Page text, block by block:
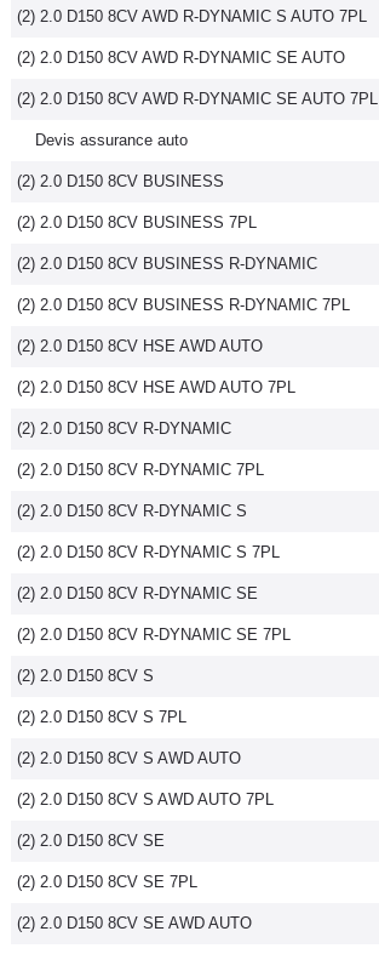
(2) 2.0 D150 8CV AWD R-DYNAMIC S AUTO 7PL
(2) 2.0 D150 8CV AWD R-DYNAMIC SE AUTO
(2) 2.0 D150 8CV AWD R-DYNAMIC SE AUTO 7PL
Devis assurance auto
(2) 2.0 D150 8CV BUSINESS
(2) 2.0 D150 8CV BUSINESS 7PL
(2) 2.0 D150 8CV BUSINESS R-DYNAMIC
(2) 2.0 D150 8CV BUSINESS R-DYNAMIC 7PL
(2) 2.0 D150 8CV HSE AWD AUTO
(2) 2.0 D150 8CV HSE AWD AUTO 7PL
(2) 2.0 D150 8CV R-DYNAMIC
(2) 2.0 D150 8CV R-DYNAMIC 7PL
(2) 2.0 D150 8CV R-DYNAMIC S
(2) 2.0 D150 8CV R-DYNAMIC S 7PL
(2) 2.0 D150 8CV R-DYNAMIC SE
(2) 2.0 D150 8CV R-DYNAMIC SE 7PL
(2) 2.0 D150 8CV S
(2) 2.0 D150 8CV S 7PL
(2) 2.0 D150 8CV S AWD AUTO
(2) 2.0 D150 8CV S AWD AUTO 7PL
(2) 2.0 D150 8CV SE
(2) 2.0 D150 8CV SE 7PL
(2) 2.0 D150 8CV SE AWD AUTO